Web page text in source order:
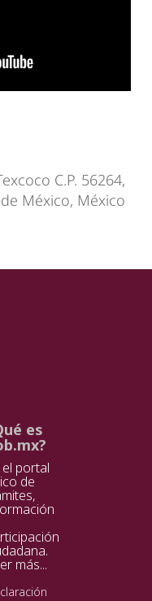
C.P. 56264,
México, México